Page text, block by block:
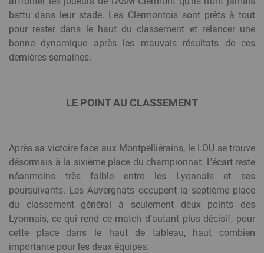
battu dans leur stade. Les Clermontois sont prêts à tout
pour rester dans le haut du classement et relancer une
bonne dynamique après les mauvais résultats de ces
dernières semaines.
LE POINT AU CLASSEMENT
Après sa victoire face aux Montpelliérains, le LOU se trouve
désormais à la sixième place du championnat. L’écart reste
néanmoins très faible entre les Lyonnais et ses
poursuivants. Les Auvergnats occupent la septième place
du classement général à seulement deux points des
Lyonnais, ce qui rend ce match d’autant plus décisif, pour
cette place dans le haut de tableau, haut combien
importante pour les deux équipes.